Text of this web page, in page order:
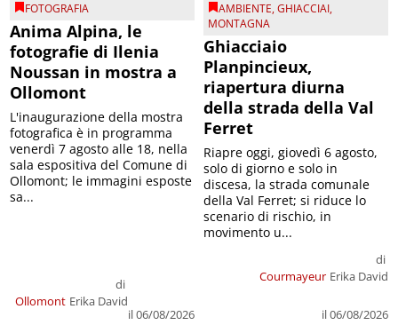
FOTOGRAFIA
Anima Alpina, le
fotografie di Ilenia
Noussan in mostra a
Ollomont
Ollomont
di
Erika David
il 06/08/2026
L'inaugurazione della mostra
fotografica è in programma
venerdì 7 agosto alle 18, nella
sala espositiva del Comune di
Ollomont; le immagini esposte
sa...
AMBIENTE,GHIACCIAI,
MONTAGNA
Ghiacciaio
Planpincieux,
riapertura diurna
della strada della Val
Ferret
Courmayeur
di
Erika David
il 06/08/2026
Riapre oggi, giovedì 6 agosto,
solo di giorno e solo in
discesa, la strada comunale
della Val Ferret; si riduce lo
scenario di rischio, in
movimento u...